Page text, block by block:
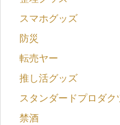
スマホグッズ
防災
転売ヤー
推し活グッズ
スタンダードプロダク
禁酒